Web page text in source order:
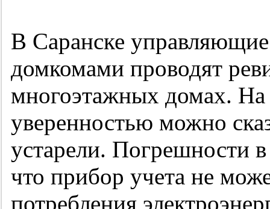
В Саранске
домкомами проводят
многоэтажных домах. На
уверенностью можно
устарели. Погрешности
что прибор учета не
потребления